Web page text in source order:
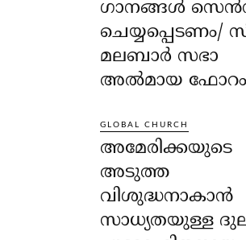
ഗാനങ്ങൾ
ചെയ്യപ്പെടണം/
മലബാർ സഭാ
അൽമായ ഫോറം
GLOBAL CHURCH
അമേരിക്കയുടെ
അടുത്ത
വിശുദ്ധനാകാൻ
സാധ്യതയുള്ള